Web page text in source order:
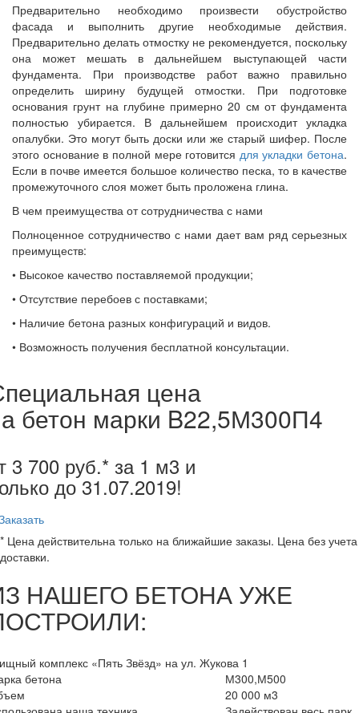
Предварительно необходимо произвести обустройство
фасада и выполнить другие необходимые действия.
Предварительно делать отмостку не рекомендуется, поскольку
она может мешать в дальнейшем выступающей части
фундамента. При производстве работ важно правильно
определить ширину будущей отмостки. При подготовке
основания грунт на глубине примерно 20 см от фундамента
полностью убирается. В дальнейшем происходит укладка
опалубки. Это могут быть доски или же старый шифер. После
этого основание в полной мере готовится для укладки бетона.
Если в почве имеется большое количество песка, то в качестве
промежуточного слоя может быть проложена глина.
В чем преимущества от сотрудничества с нами
Полноценное сотрудничество с нами дает вам ряд серьезных
преимуществ:
• Высокое качество поставляемой продукции;
• Отсутствие перебоев с поставками;
• Наличие бетона разных конфигураций и видов.
• Возможность получения бесплатной консультации.
цена
бетон марки B22,5М300П4
3 700 руб.* за 1 м3 и
до31.07.2019!
* Цена действительна только на ближайшие заказы. Цена без учета
доставки.
НАШЕГО БЕТОНА УЖЕ
комплекс «Пять Звёзд» на ул. Жукова 1
бетона
М300,М500
20 000 м3